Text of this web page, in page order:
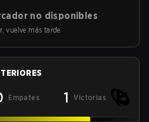
no disponibles
vuelve más tarde
Empates 1 Victorias